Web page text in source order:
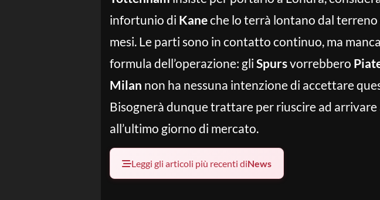
infortunio di Kaneche lo terrà lontano dal terreno
mesi. Le parti sono in contatto continuo, ma
formula dell’operazione: gli Spursvorrebbero
Milan non ha nessuna intenzione di accettare
Bisognerà dunque trattare per riuscire ad
all’ultimo giorno di mercato.
Leggi gli articoli più recenti diNews